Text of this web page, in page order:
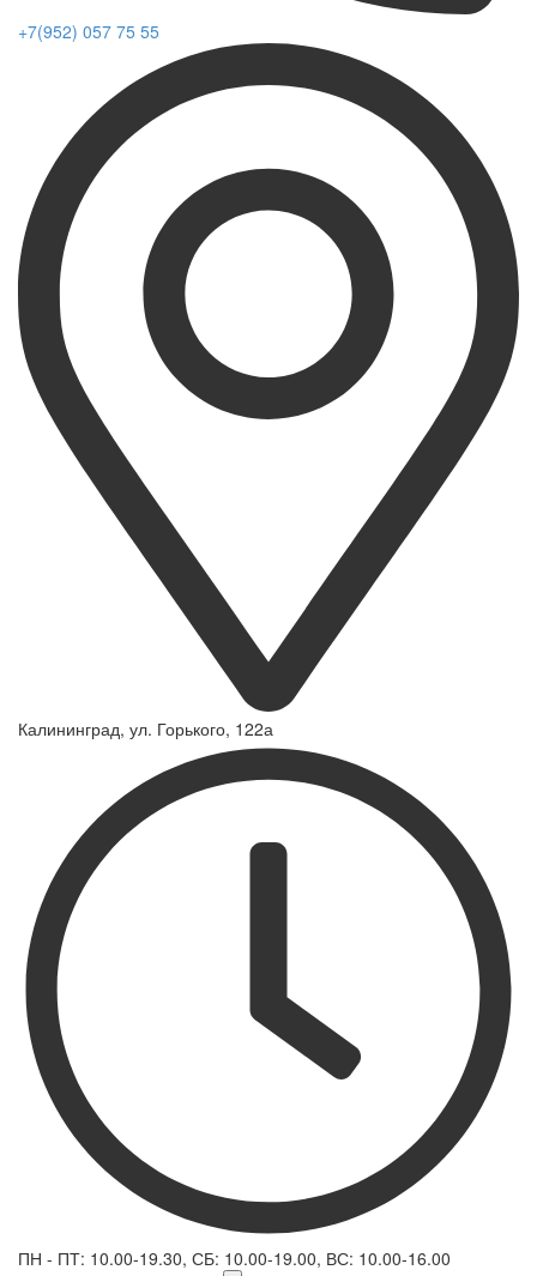
+7(952) 057 75 55
Калининград, ул. Горького, 122а
ПН - ПТ: 10.00-19.30, СБ: 10.00-19.00, ВС: 10.00-16.00